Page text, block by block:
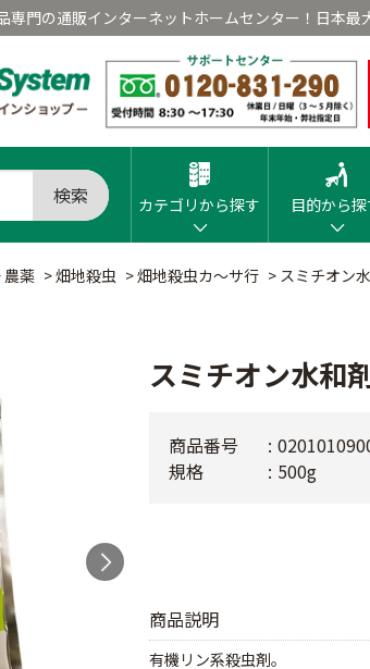
専門の通販インターネットホームセンター！日本最
検索 カテゴリから探す 目的から探
農薬 >畑地殺虫 >畑地殺虫カ～サ行 > スミチオン
スミチオン水和
商品説明
有機リン系殺虫剤。
商品番号
規格
500g